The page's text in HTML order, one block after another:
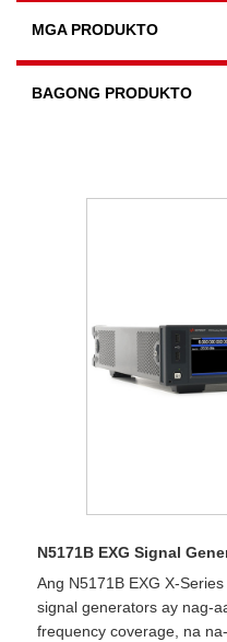
MGA PRODUKTO
BAGONG PRODUKTO
N5171B EXG Signal
Ang N5171B EXG X-
signal generators ay nag-
frequency coverage, na